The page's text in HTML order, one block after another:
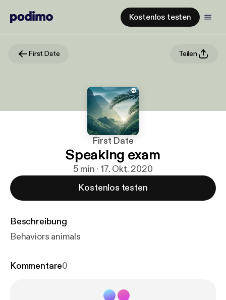
Kostenlos testen
First Date Teilen
First Date
Speaking exam
5 min · 17. Okt. 2020
Kostenlos testen
Beschreibung
Behaviors animals
Kommentare0